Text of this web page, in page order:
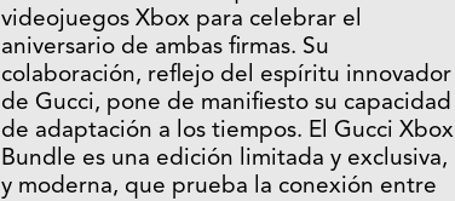
videojuegos Xbox para celebrar el
aniversario de ambas firmas. Su
colaboración, reflejo del espíritu innovador
de Gucci, pone de manifiesto su capacidad
de adaptación a los tiempos. El Gucci Xbox
Bundle es una edición limitada y exclusiva,
y moderna, que prueba la conexión entre